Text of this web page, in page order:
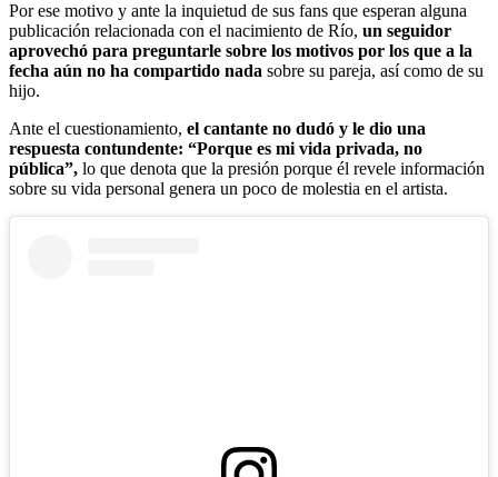
Por ese motivo y ante la inquietud de sus fans que esperan alguna
publicación relacionada con el nacimiento de Río, un seguidor
aprovechó para preguntarle sobre los motivos por los que a la
fecha aún no ha compartido nada sobre su pareja, así como de su
hijo.
Ante el cuestionamiento, el cantante no dudó y le dio una
respuesta contundente: “Porque es mi vida privada, no
pública”, lo que denota que la presión porque él revele información
sobre su vida personal genera un poco de molestia en el artista.